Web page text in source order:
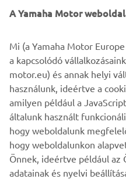
Applying the in-depth
knowledge gained from
of the Tricity 125 and
created a fashionable and
ready to make a great
class specification,
quality.
A Yamaha Motor
Mi (a Yamaha Motor
a kapcsolódó
motor.eu) és annak helyi
használunk, ideértve a
amilyen például a
általunk használt
hogy weboldalunk
hogy weboldalunkon
Önnek, ideértve például
adatainak és nyelvi